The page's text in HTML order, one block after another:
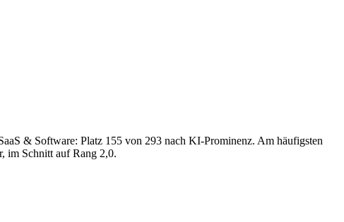
& Software: Platz 155 von 293 nach KI-Prominenz. Am häufigsten
im Schnitt auf Rang 2,0.